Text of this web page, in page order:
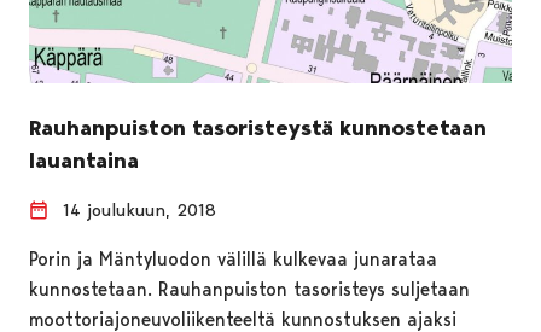
Rauhanpuiston tasoristeystä kunnostetaan
lauantaina
14 joulukuun, 2018
Porin ja Mäntyluodon välillä kulkevaa junarataa
kunnostetaan. Rauhanpuiston tasoristeys suljetaan
moottoriajoneuvoliikenteeltä kunnostuksen ajaksi